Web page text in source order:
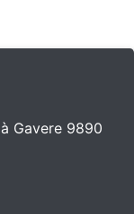
Gavere 9890